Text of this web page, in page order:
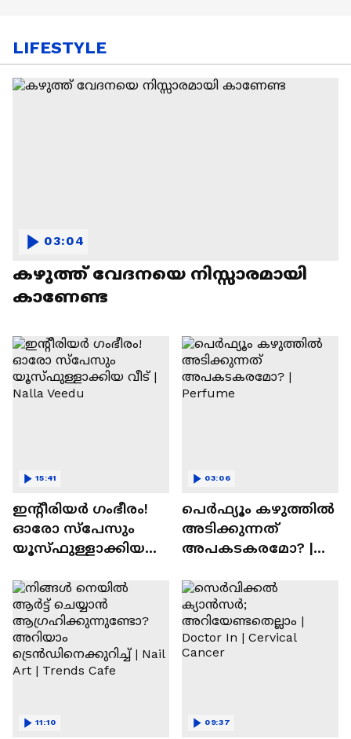
LIFESTYLE
കഴുത്ത് വേദനയെ നിസ്സാരമായി
കാണേണ്ട
03:04
ഇന്റീരിയർ ഗംഭീരം!
ഓരോ സ്‌പേസും
യൂസ്ഫുള്ളാക്കിയ
15:41
പെർഫ്യൂം കഴുത്തിൽ
അടിക്കുന്നത്
അപകടകരമോ? |
03:06
11:10 09:37